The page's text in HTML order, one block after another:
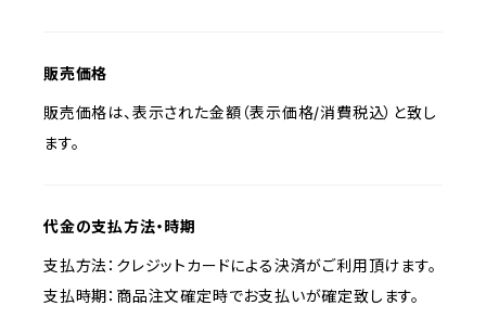
販売価格
販売価格は、表示された金額（表示価格/消費税込）と致し
ます。
代金の支払方法・時期
支払方法：クレジットカードによる決済がご利用頂けます。
支払時期：商品注文確定時でお支払いが確定致します。